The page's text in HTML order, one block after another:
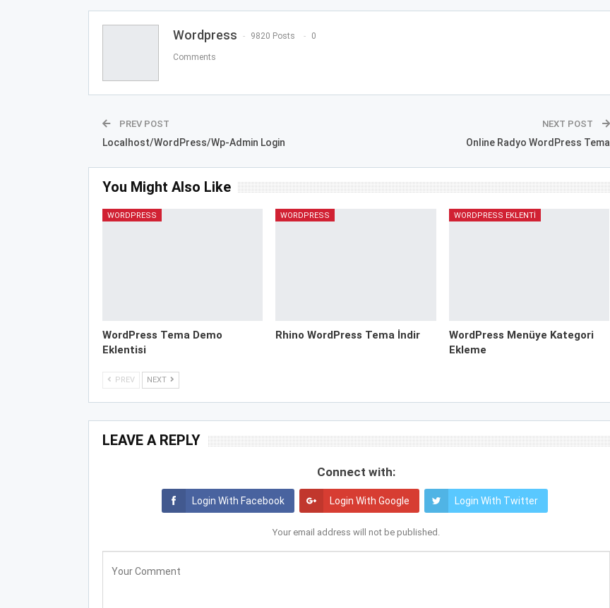
Wordpress 9820 Posts 0
Comments
PREV POST
Localhost/WordPress/Wp-Admin Login
NEXT POST
Online Radyo WordPress Tema
You Might Also Like
WORDPRESS
WordPress Tema Demo
Eklentisi
WORDPRESS
Rhino WordPress Tema İndir
WORDPRESS EKLENTI
WordPress Menüye Kategori
Ekleme
PREV NEXT
LEAVE A REPLY
Connect with:
Login With Facebook Login With Google Login With Twitter
Your email address will not be published.